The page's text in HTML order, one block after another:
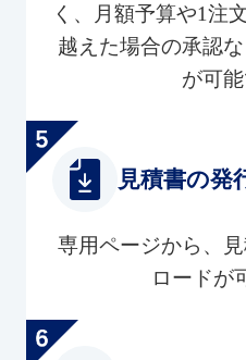
く、月額予算や1注
越えた場合の承認
が可能
見積書の発
専用ページから、
ロードが